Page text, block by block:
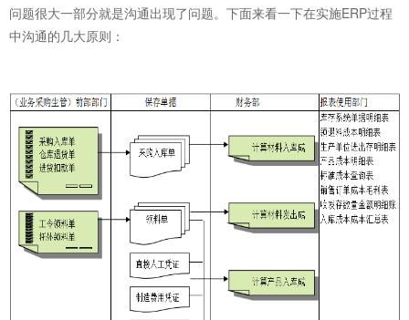
问题很大一部分就是沟通出现了问题。下面来看一下在实施ERP过程
中沟通的几大原则：